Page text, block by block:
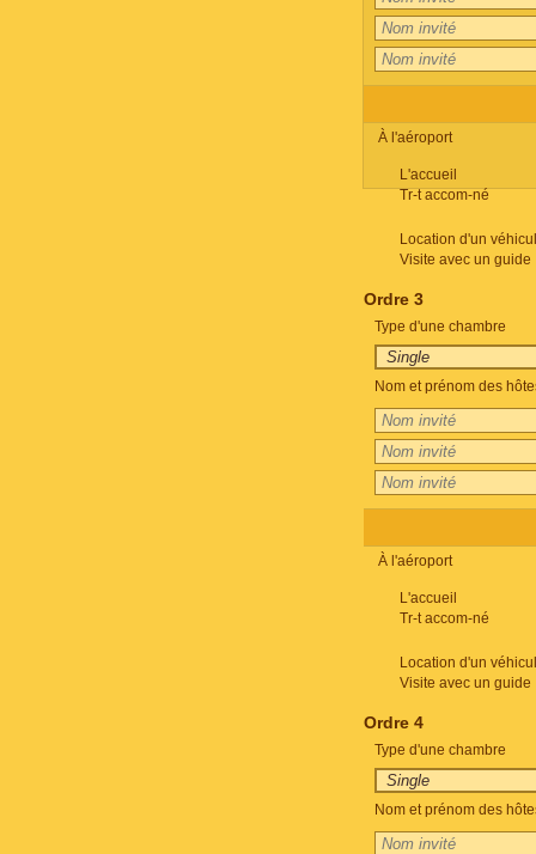
À l'aéroport
L'accueil
Tr-t accom-né
Location d'un
Visite avec un guide
Ordre 3
Type d'une chambre
Nom et prénom des
À l'aéroport
L'accueil
Tr-t accom-né
Location d'un
Visite avec un guide
Ordre 4
Type d'une chambre
Nom et prénom des